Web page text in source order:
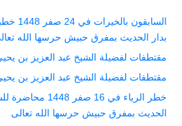
بدار الحديث بمفرق حبيش حرسها الله
مقتطفات لفضيلة الشيخ عبد العزيز بن
مقتطفات لفضيلة الشيخ عبد العزيز بن
خطر الرياء في 16
الحديث بمفرق حبيش حرسها الله تعالى